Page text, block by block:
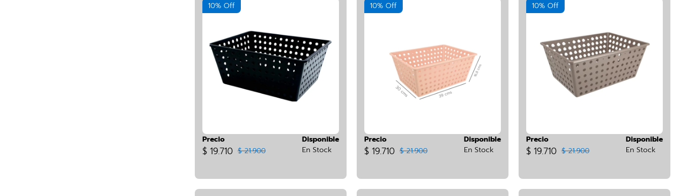
10% Off
Precio
$ 19.710 $ 21.900
Disponible
En Stock
10% Off
Precio
$ 19.710 $ 21.900
Disponible
En Stock
10% Off
Precio
$ 19.710 $ 21.900
Disponible
En Stock